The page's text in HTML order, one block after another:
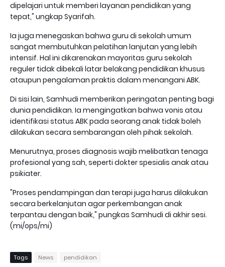
dipelajari untuk memberi layanan pendidikan yang
tepat," ungkap Syarifah.
Ia juga menegaskan bahwa guru di sekolah umum
sangat membutuhkan pelatihan lanjutan yang lebih
intensif. Hal ini dikarenakan mayoritas guru sekolah
reguler tidak dibekali latar belakang pendidikan khusus
ataupun pengalaman praktis dalam menangani ABK.
Di sisi lain, Samhudi memberikan peringatan penting bagi
dunia pendidikan. Ia mengingatkan bahwa vonis atau
identifikasi status ABK pada seorang anak tidak boleh
dilakukan secara sembarangan oleh pihak sekolah.
Menurutnya, proses diagnosis wajib melibatkan tenaga
profesional yang sah, seperti dokter spesialis anak atau
psikiater.
"Proses pendampingan dan terapi juga harus dilakukan
secara berkelanjutan agar perkembangan anak
terpantau dengan baik," pungkas Samhudi di akhir sesi.
(mi/ops/mi)
Tags News pendidikan